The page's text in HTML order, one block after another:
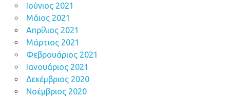
Ιούνιος 2021
Μάιος 2021
Απρίλιος 2021
Μάρτιος 2021
Φεβρουάριος 2021
Ιανουάριος 2021
Δεκέμβριος 2020
Νοέμβριος 2020